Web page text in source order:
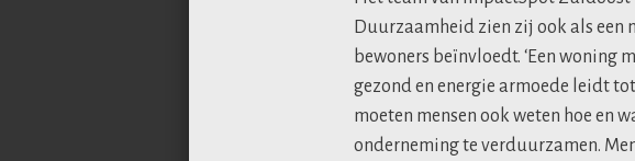
Duurzaamheid zien zij ook als een
bewoners beïnvloedt. ‘Een woning
gezond en energie armoede leidt
moeten mensen ook weten hoe en
onderneming te verduurzamen.